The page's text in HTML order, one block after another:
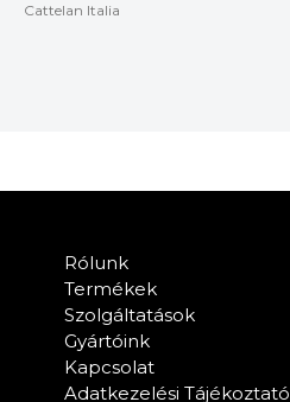
Cattelan Italia
Rólunk
Termékek
Szolgáltatások
Gyártóink
Kapcsolat
Adatkezelési Tájékoztató